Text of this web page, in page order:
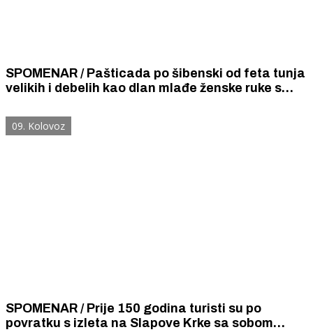
SPOMENAR / Pašticada po šibenski od feta tunja
velikih i debelih kao dlan mlađe ženske ruke s
maraštinom skupljom od suha zlata.
09. Kolovoz
SPOMENAR / Prije 150 godina turisti su po
povratku s izleta na Slapove Krke sa sobom